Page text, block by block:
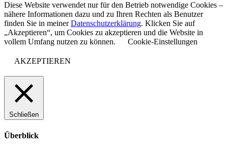
Diese Website verwendet nur für den Betrieb notwendige Cookies –
nähere Informationen dazu und zu Ihren Rechten als Benutzer
finden Sie in meinerDatenschutzerklärung. Klicken Sie auf
„Akzeptieren“, um Cookies zu akzeptieren und die Website in
vollem Umfang nutzen zu können.
Cookie-Einstellungen
AKZEPTIEREN
Schließen
Überblick